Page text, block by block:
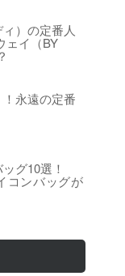
）の定番人
ェイ（BY
永遠の定番
グ10選！
コンバッグが